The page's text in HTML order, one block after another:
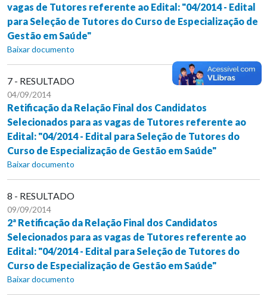
vagas de Tutores referente ao Edital: "04/2014 - Edital
para Seleção de Tutores do Curso de Especialização de
Gestão em Saúde"
Baixar documento
7 - RESULTADO
04/09/2014
Retificação da Relação Final dos Candidatos
Selecionados para as vagas de Tutores referente ao
Edital: "04/2014 - Edital para Seleção de Tutores do
Curso de Especialização de Gestão em Saúde"
Baixar documento
8 - RESULTADO
09/09/2014
2ª Retificação da Relação Final dos Candidatos
Selecionados para as vagas de Tutores referente ao
Edital: "04/2014 - Edital para Seleção de Tutores do
Curso de Especialização de Gestão em Saúde"
Baixar documento